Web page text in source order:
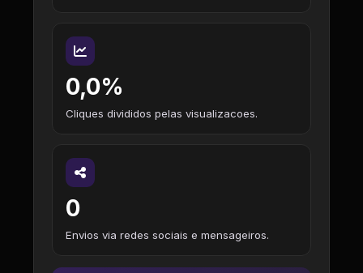
0,0%
Cliques divididos pelas visualizacoes.
0
Envios via redes sociais e mensageiros.